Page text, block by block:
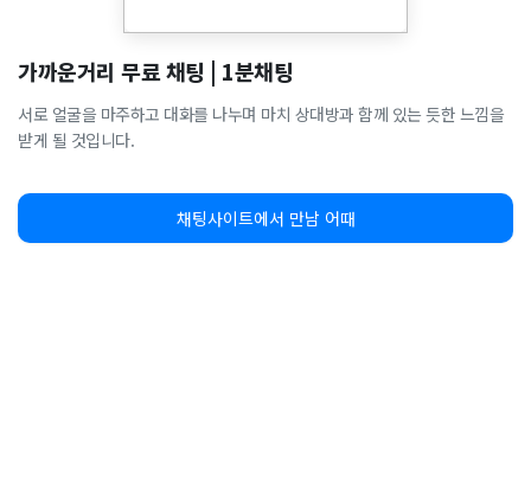
가까운거리 무료 채팅 | 1분채팅
서로 얼굴을 마주하고 대화를 나누며 마치 상대방과 함께 있는 듯한 느낌을
받게 될 것입니다.
채팅사이트에서 만남 어때